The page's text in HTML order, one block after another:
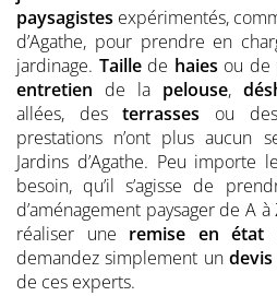
paysagistes expérimentés,
d’Agathe, pour prendre en
jardinage. Taillede haies ou de
entretien de la pelouse,
allées, desterrasses ou
prestations n’ont plus aucun
Jardins d’Agathe. Peu importe
besoin, qu’il s’agisse de
d’aménagement paysager de A
réaliser une remise en état
demandez simplement undevis
de ces experts.